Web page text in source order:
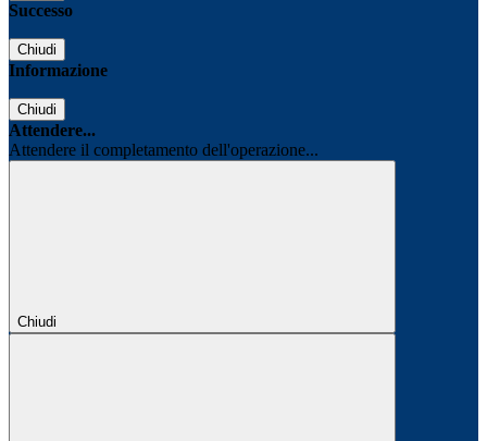
Successo
Chiudi
Informazione
Chiudi
Attendere...
Attendere il completamento dell'operazione...
Chiudi